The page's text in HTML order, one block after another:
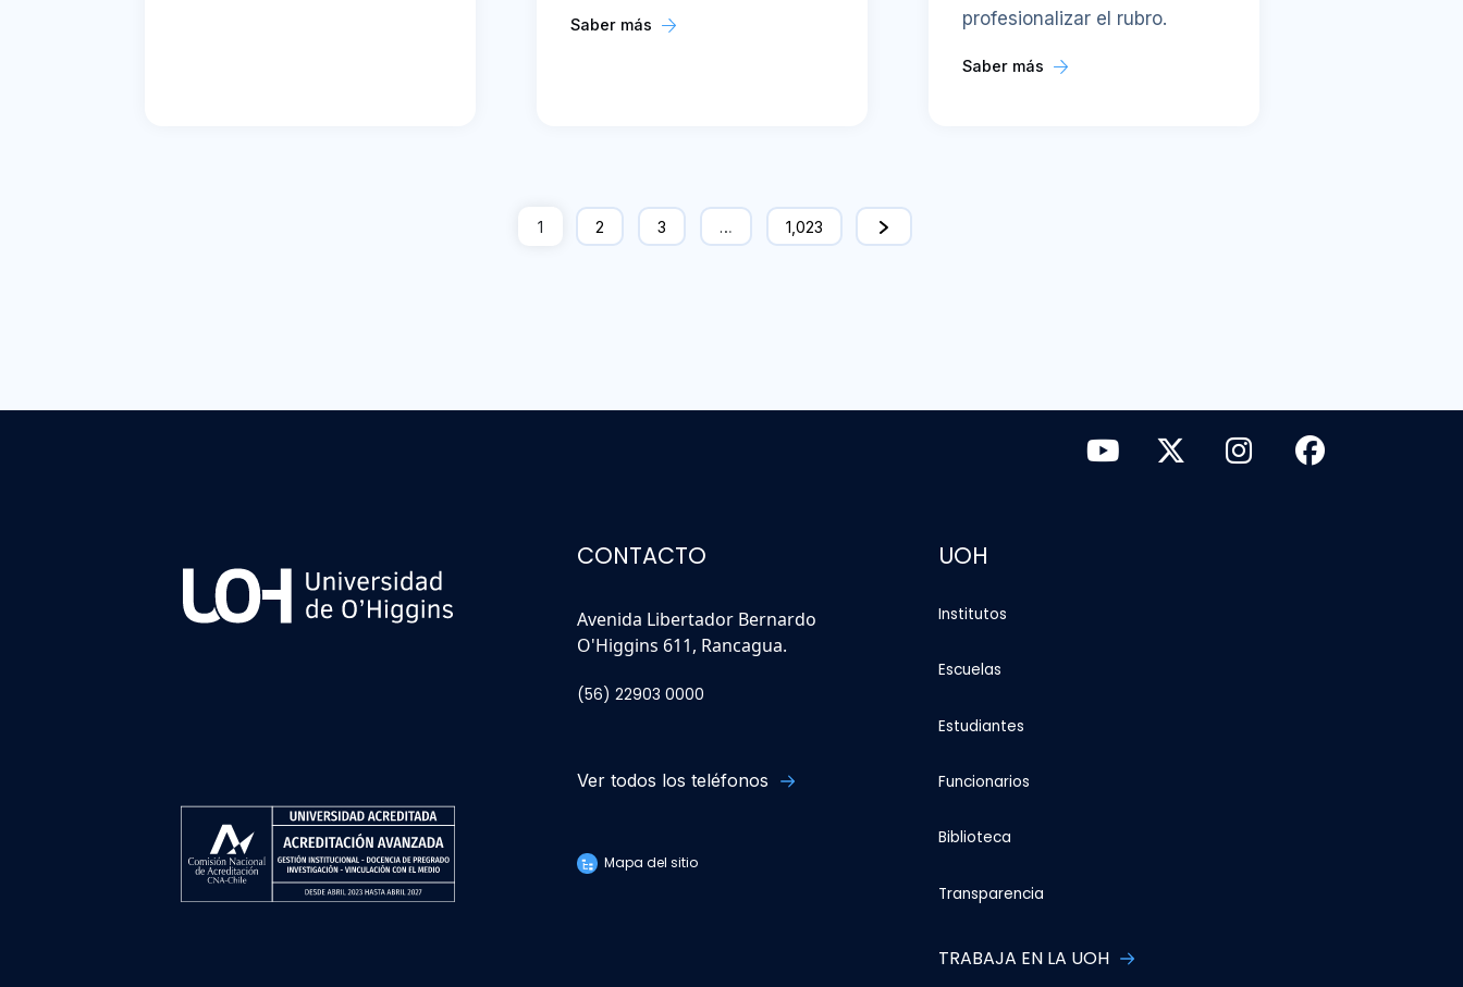
Saber más
profesionalizar el rubro.
Saber más
1 2 3 … 1,023
CONTACTO
Avenida Libertador Bernardo
O'Higgins 611, Rancagua.
(56) 22903 0000
Ver todos los teléfonos
Mapa del sitio
UOH
Institutos
Escuelas
Estudiantes
Funcionarios
Biblioteca
Transparencia
TRABAJA EN LA UOH